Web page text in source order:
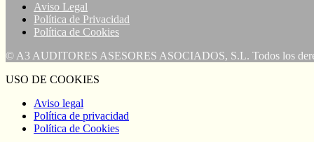
Aviso Legal
Política de Privacidad
Política de Cookies
© A3 AUDITORES ASESORES ASOCIADOS, S.L. Todos los
USO DE COOKIES
Aviso legal
Política de privacidad
Política de Cookies